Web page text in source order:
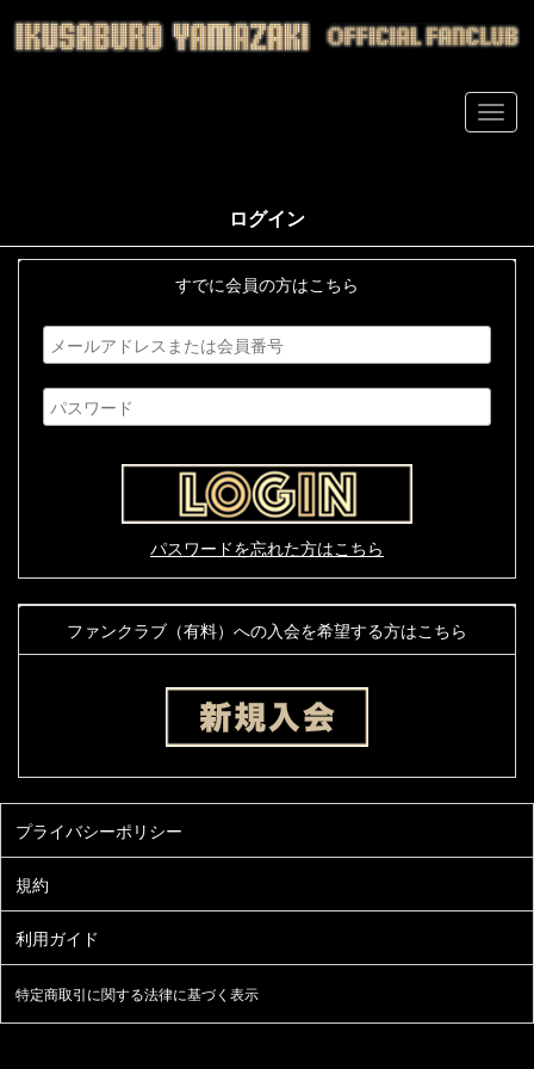
ログイン
すでに会員の方はこちら
パスワードを忘れた方はこちら
ファンクラブ（有料）への入会を希望する方はこちら
特定商取引に関する法律に基づく表示